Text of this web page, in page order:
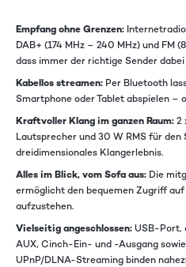
Empfang ohne Grenzen:
DAB+ (174 MHz – 240 MHz) und FM
dass immer der richtige Sender dabei
Kabellos streamen: Per Bluetooth
Smartphone oder Tablet abspielen –
Kraftvoller Klang im ganzen Raum:2
Lautsprecher und 30 W RMS für
dreidimensionales Klangerlebnis.
Alles im Blick, vom Sofa aus: Die
ermöglicht den bequemen Zugriff
aufzustehen.
Vielseitig angeschlossen:USB-Port,
AUX, Cinch-Ein- und -Ausgang
UPnP/DLNA-Streaming binden